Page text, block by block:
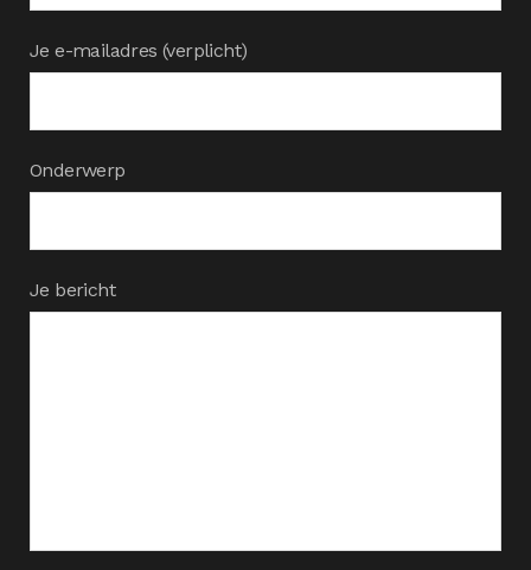
Je e-mailadres (verplicht)
Onderwerp
Je bericht